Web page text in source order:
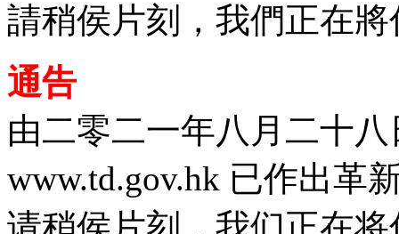
請稍侯片刻，我們正在
通告
由二零二一年八月二十
www.td.gov.hk 已作出革